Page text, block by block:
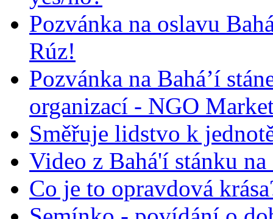
Pozvánka na oslavu
Rúz!
Pozvánka na Bahá’í
organizací - NGO
Směřuje lidstvo k
Video z Bahá'í stánku
Co je to opravdová